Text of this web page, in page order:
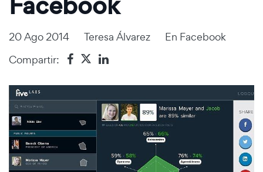
20 Ago 2014 Teresa Álvarez En Facebook
Compartir: